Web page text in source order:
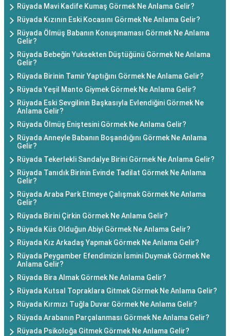
Rüyada Mavi Kadife Kumaş Görmek Ne Anlama Gelir?
Rüyada Kızının Eski Kocasını Görmek Ne Anlama Gelir?
Rüyada Ölmüş Babanın Konuşmaması Görmek Ne Anlama
Gelir?
Rüyada Bebeğin Yuksekten Düştüğünü Görmek Ne Anlama
Gelir?
Rüyada Birinin Tamir Yaptığını Görmek Ne Anlama Gelir?
Rüyada Yeşil Manto Giymek Görmek Ne Anlama Gelir?
Rüyada Eski Sevgilinin Başkasıyla Evlendiğini Görmek Ne
Anlama Gelir?
Rüyada Ölmüş Eniştesini Görmek Ne Anlama Gelir?
Rüyada Anneyle Babanın Boşandığını Görmek Ne Anlama
Gelir?
Rüyada Tekerlekli Sandalye Birini Görmek Ne Anlama Gelir?
Rüyada Tanıdık Birinin Evinde Tadilat Görmek Ne Anlama
Gelir?
Rüyada Araba Park Etmeye Çalışmak Görmek Ne Anlama
Gelir?
Rüyada Birini Çirkin Görmek Ne Anlama Gelir?
Rüyada Küs Olduğun Abiyi Görmek Ne Anlama Gelir?
Rüyada Kız Arkadaş Yapmak Görmek Ne Anlama Gelir?
Rüyada Peygamber Efendimizin İsmini Duymak Görmek Ne
Anlama Gelir?
Rüyada Bira Almak Görmek Ne Anlama Gelir?
Rüyada Kutsal Topraklara Gitmek Görmek Ne Anlama Gelir?
Rüyada Kırmızı Tuğla Duvar Görmek Ne Anlama Gelir?
Rüyada Arabanın Parçalanması Görmek Ne Anlama Gelir?
Rüyada Psikoloğa Gitmek Görmek Ne Anlama Gelir?